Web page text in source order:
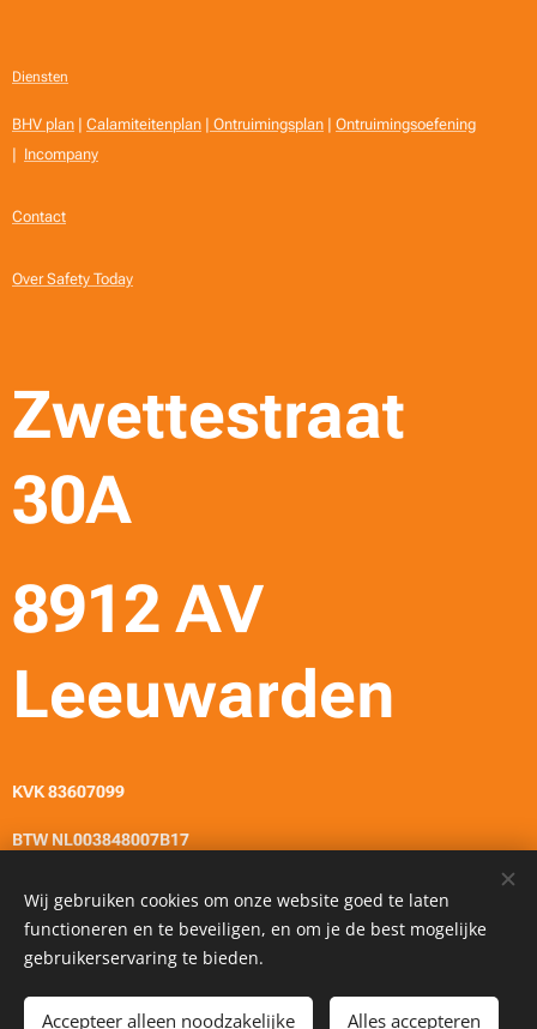
Toevoegen aan de winkelwagen
Diensten
BHV plan | Calamiteitenplan | Ontruimingsplan | Ontruimingsoefening
| Incompany
Contact
Over Safety Today
Zwettestraat
30A
8912 AV
Leeuwarden
KVK 83607099
BTW NL003848007B17
© Created byFijnlijner.nl Cookies
Wij gebruiken cookies om onze website goed te laten
functioneren en te beveiligen, en om je de best mogelijke
gebruikerservaring te bieden.
Accepteer alleen noodzakelijke Alles accepteren